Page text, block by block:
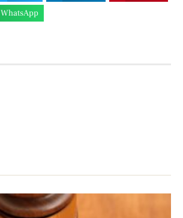
WhatsApp